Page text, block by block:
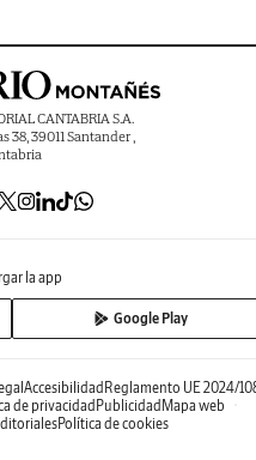
CANTABRIA S.A.
38, 39011 Santander ,
la app
Google Play
AccesibilidadReglamento UE 2024/
de privacidadPublicidadMapa web
Política de cookies